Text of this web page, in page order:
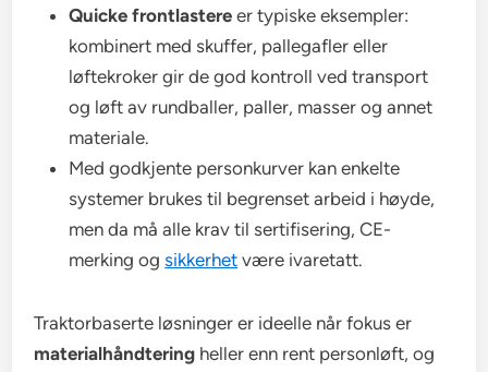
Quicke frontlastere er typiske eksempler:
kombinert med skuffer, pallegafler eller
løftekroker gir de god kontroll ved transport
og løft av rundballer, paller, masser og annet
materiale.
Med godkjente personkurver kan enkelte
systemer brukes til begrenset arbeid i høyde,
men da må alle krav til sertifisering, CE-
merking ogsikkerhet være ivaretatt.
Traktorbaserte løsninger er ideelle når fokus er
materialhåndtering heller enn rent personløft, og